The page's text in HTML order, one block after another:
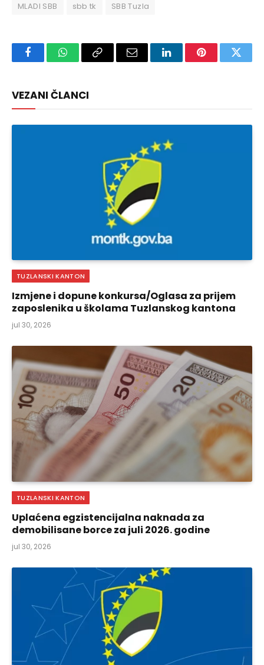
MLADI SBB sbb tk SBB Tuzla
FacebookWhatsAppCopy
Email LinkedInPinterest
VEZANI ČLANCI
TUZLANSKI KANTON
Izmjene i dopune konkursa/Oglasa za prijem
zaposlenika u školama Tuzlanskog kantona
jul 30, 2026
TUZLANSKI KANTON
Uplaćena egzistencijalna naknada za
demobilisane borce za juli 2026. godine
jul 30, 2026